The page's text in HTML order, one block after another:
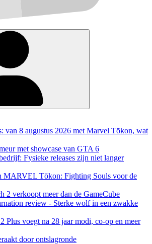
van 8 augustus 2026 met Marvel Tōkon, wat
met showcase van GTA 6
Fysieke releases zijn niet langer
MARVEL Tōkon: Fighting Souls voor de
2 verkoopt meer dan de GameCube
review - Sterke wolf in een zwakke
Plus voegt na 28 jaar modi, co-op en meer
door ontslagronde